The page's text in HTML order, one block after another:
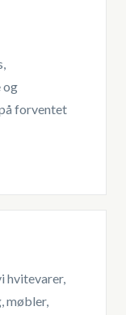
og
forventet
hvitevarer,
møbler,